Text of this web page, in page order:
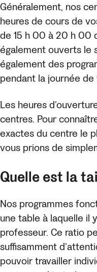
Généralement, nos
heures de cours de
de 15 h 00 à 20 h 00
également ouverts le
également des
pendant la journée
Les heures
centres. Pour
exactes du centre le
vous prions de
Quelle est la
Nos programmes
une table à laquelle il
professeur. Ce ratio
suffisamment
pouvoir travailler